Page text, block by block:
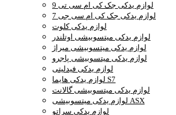
لوازم یدکی جک کی ام سی تی 9
لوازم یدکی جک کی ام سی جی 7
لوازم یدکی کلوت
لوازم یدکی میتسوبیشی اوتلندر
لوازم یدکی میتسوبیشی میراژ
لوازم یدکی میتسوبیشی پاجرو
لوازم یدکی فیدلیتی
لوازم یدکی هایما S7
لوازم یدکی میتسوبیشی گالانت
لوازم یدکی میتسوبیشی ASX
لوازم یدکی سراتو